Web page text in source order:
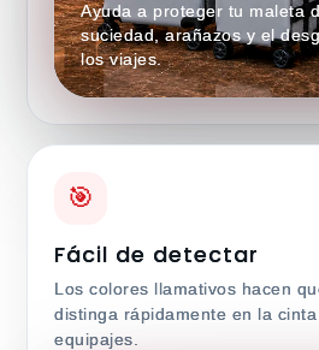
Ayuda a proteger tu maleta
suciedad, arañazos y el
los viajes.
🎯
Fácil de detectar
Los colores llamativos hacen
distinga rápidamente en la
equipajes.